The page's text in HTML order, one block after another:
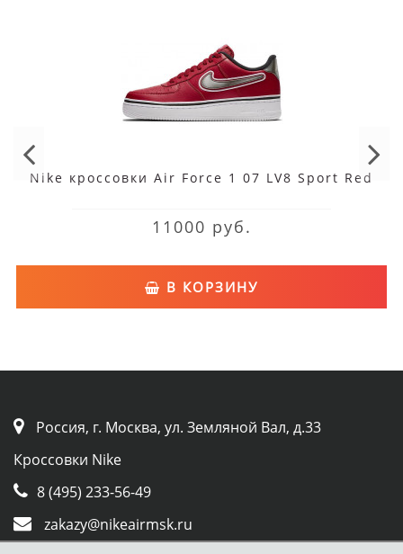
Nike кроссовки Air Force 1 07 LV8 Sport Red
11000 руб.
В КОРЗИНУ
Россия, г. Москва, ул. Земляной Вал, д.33
Кроссовки Nike
8 (495) 233-56-49
zakazy@nikeairmsk.ru